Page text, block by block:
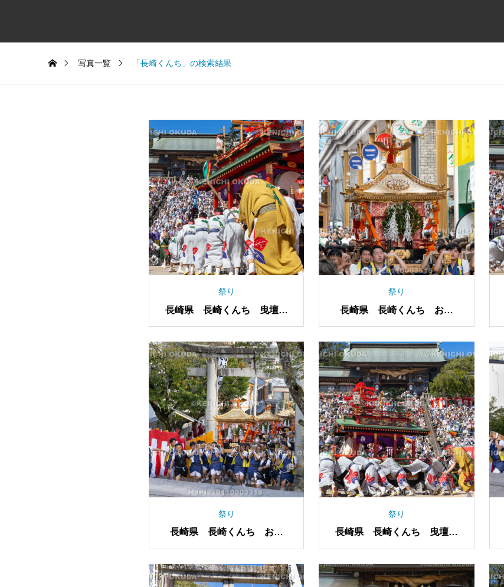
写真一覧 「長崎くんち」の検索結果
祭り
長崎県 長崎くんち 曳壇尻
（新大工町）
祭り
長崎県 長崎くんち お上
り 神輿
祭り
長崎県 長崎くんち お上
り 神輿
祭り
長崎県 長崎くんち 曳壇尻
（新大工町）